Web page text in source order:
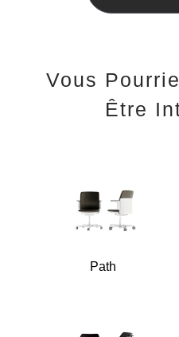
Vous
Être
Path